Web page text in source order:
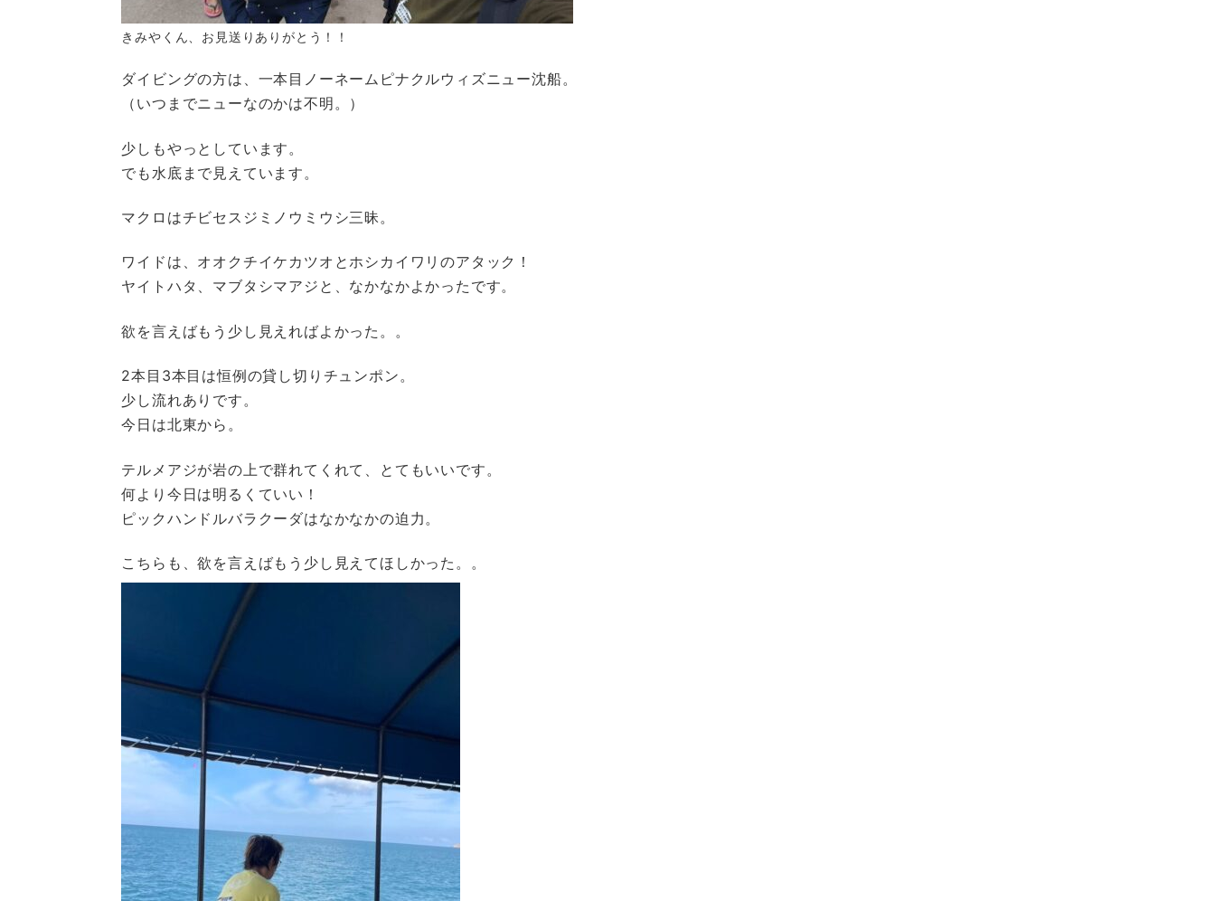
きみやくん、お見送りありがとう！！
ダイビングの方は、一本目ノーネームピナクルウィズニュー沈船。
（いつまでニューなのかは不明。）
少しもやっとしています。
でも水底まで見えています。
マクロはチビセスジミノウミウシ三昧。
ワイドは、オオクチイケカツオとホシカイワリのアタック！
ヤイトハタ、マブタシマアジと、なかなかよかったです。
欲を言えばもう少し見えればよかった。。
2本目3本目は恒例の貸し切りチュンポン。
少し流れありです。
今日は北東から。
テルメアジが岩の上で群れてくれて、とてもいいです。
何より今日は明るくていい！
ピックハンドルバラクーダはなかなかの迫力。
こちらも、欲を言えばもう少し見えてほしかった。。